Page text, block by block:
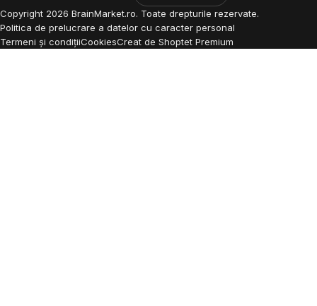
Copyright 2026 BrainMarket.ro. Toate drepturile rezervate.
Politica de prelucrare a datelor cu caracter personal
Termeni și condițiiCookiesCreat de Shoptet Premium